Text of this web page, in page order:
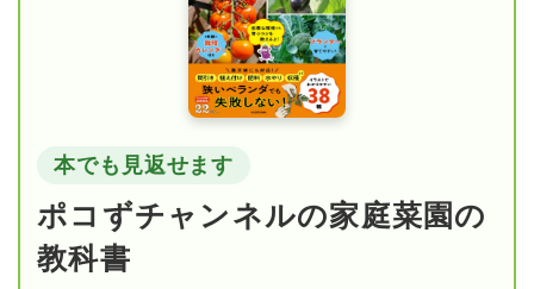
本でも見返せます
ポコずチャンネルの家庭菜園の
教科書